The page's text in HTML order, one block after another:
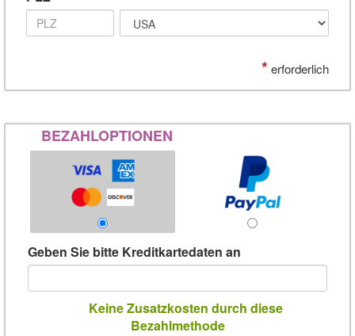
* erforderlich
BEZAHLOPTIONEN
Geben Sie bitte Kreditkartedaten an
Keine Zusatzkosten durch diese
Bezahlmethode